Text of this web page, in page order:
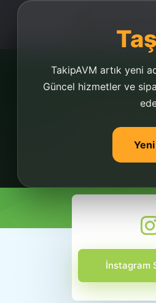
TakipAVM artık yeni
Güncel hizmetler ve
Tik tok hayran
ücretsiz tik tok
İnstagram